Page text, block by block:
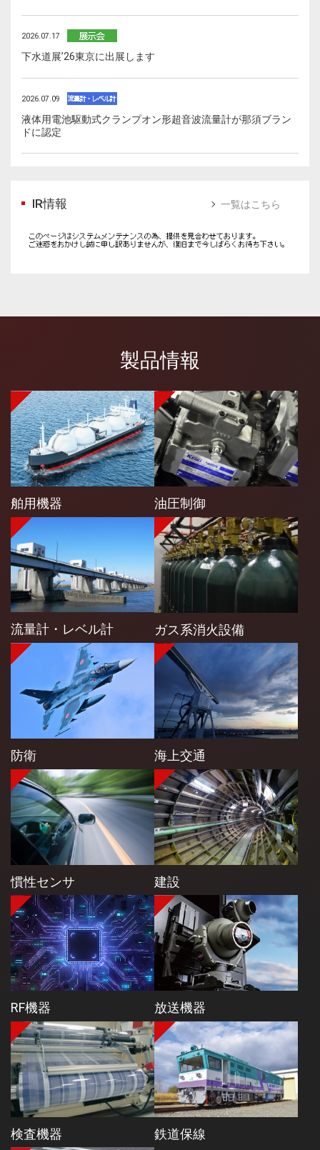
2026.07.17
下水道展ʼ26東京に出展します
2026.07.09
液体用電池駆動式クランプオン形超音波流量計が那須ブラン
ドに認定
IR情報 一覧はこちら
製品情報
舶用機器 油圧制御
流量計・レベル計 ガス系消火設備
防衛 海上交通
慣性センサ 建設
RF機器 放送機器
検査機器 鉄道保線